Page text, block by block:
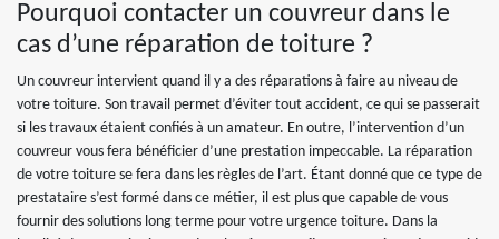
Pourquoi contacter un couvreur dans le
cas d’une réparation de toiture ?
Un couvreur intervient quand il y a des réparations à faire au niveau de
votre toiture. Son travail permet d’éviter tout accident, ce qui se passerait
si les travaux étaient confiés à un amateur. En outre, l’intervention d’un
couvreur vous fera bénéficier d’une prestation impeccable. La réparation
de votre toiture se fera dans les règles de l’art. Étant donné que ce type de
prestataire s’est formé dans ce métier, il est plus que capable de vous
fournir des solutions long terme pour votre urgence toiture. Dans la